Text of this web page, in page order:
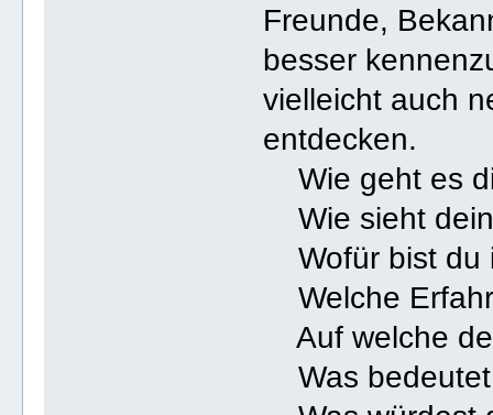
Freunde,
besser
vielleicht auch
entdecken.
Wie geht es
Wie sieht
Wofür bist du
Welche
Auf welche
Was bedeutet